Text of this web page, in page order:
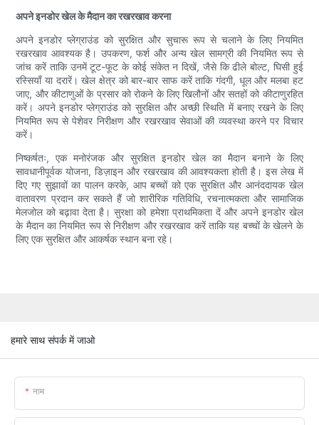
अपने इनडोर खेल के मैदान का रखरखाव करना
अपने इनडोर प्लेग्राउंड को सुरक्षित और सुचारू रूप से चलाने के लिए नियमित
रखरखाव आवश्यक है। उपकरण, फर्श और अन्य खेल सामग्री की नियमित रूप से
जांच करें ताकि उनमें टूट-फूट के कोई संकेत न दिखें, जैसे कि ढीले बोल्ट, घिसी हुई
रस्सियाँ या दरारें। खेल क्षेत्र को बार-बार साफ करें ताकि गंदगी, धूल और मलबा हट
जाए, और कीटाणुओं के प्रसार को रोकने के लिए खिलौनों और सतहों को कीटाणुरहित
करें। अपने इनडोर प्लेग्राउंड को सुरक्षित और अच्छी स्थिति में बनाए रखने के लिए
नियमित रूप से पेशेवर निरीक्षण और रखरखाव सेवाओं की व्यवस्था करने पर विचार
करें।
निष्कर्षतः, एक मनोरंजक और सुरक्षित इनडोर खेल का मैदान बनाने के लिए
सावधानीपूर्वक योजना, डिज़ाइन और रखरखाव की आवश्यकता होती है। इस लेख में
दिए गए सुझावों का पालन करके, आप बच्चों को एक सुरक्षित और आनंददायक खेल
वातावरण प्रदान कर सकते हैं जो शारीरिक गतिविधि, रचनात्मकता और सामाजिक
मेलजोल को बढ़ावा देता है। सुरक्षा को हमेशा प्राथमिकता दें और अपने इनडोर खेल
के मैदान का नियमित रूप से निरीक्षण और रखरखाव करें ताकि यह बच्चों के खेलने के
लिए एक सुरक्षित और आकर्षक स्थान बना रहे।
हमारे साथ संपर्क में जाओ
नाम